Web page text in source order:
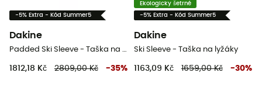
-5% Extra - Kód Summer5
Dakine
Padded Ski Sleeve - Taška na lyžáky
1812,18 Kč 2809,00 Kč -35%
Ekologicky šetrné
-5% Extra - Kód Summer5
Dakine
Ski Sleeve - Taška na lyžáky
1163,09 Kč 1659,00 Kč -30%